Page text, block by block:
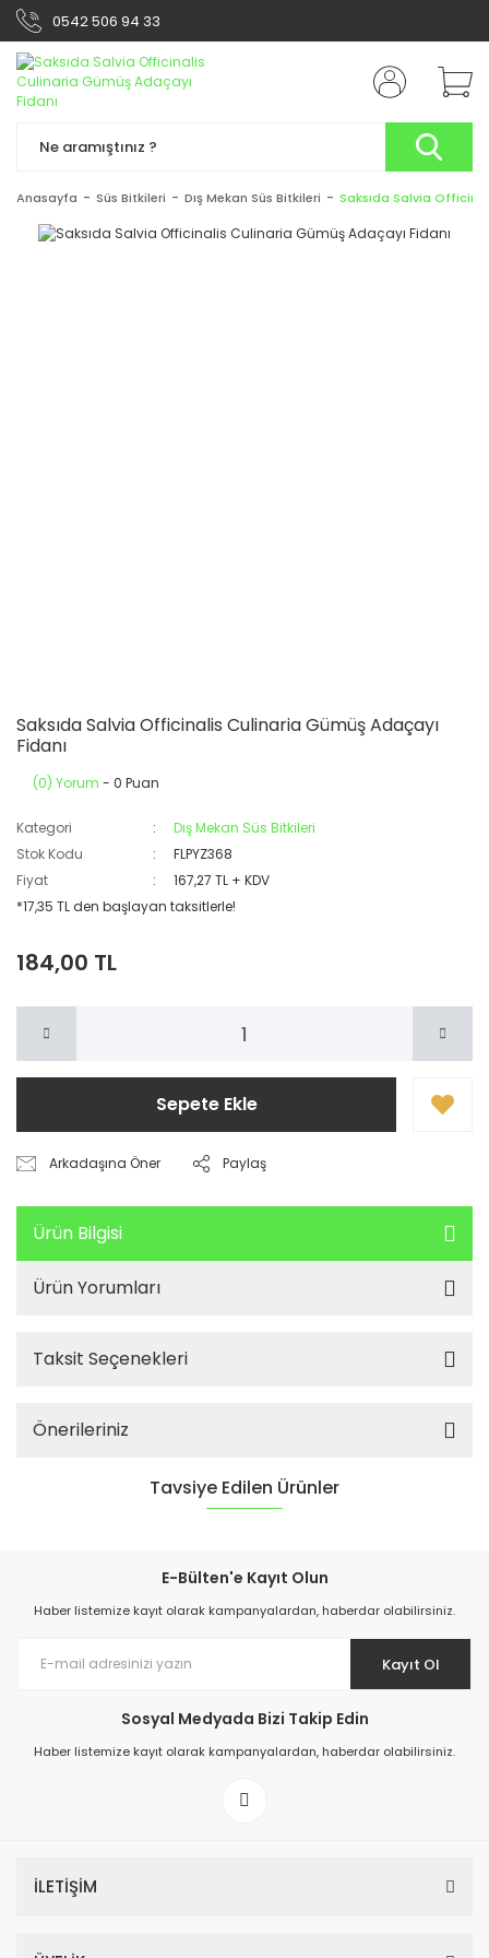
0542 506 94 33
Anasayfa Süs Bitkileri Dış Mekan Süs Bitkileri Saksıda Salvia
Saksıda Salvia Officinalis Culinaria Gümüş Adaçayı
Fidanı
(0) Yorum - 0 Puan
Kategori
Dış Mekan Süs Bitkileri
Stok Kodu
FLPYZ368
Fiyat
167,27 TL + KDV
*17,35 TL den başlayan taksitlerle!
184,00 TL
Sepete Ekle
Arkadaşına Öner Paylaş
Ürün Bilgisi
Ürün Yorumları
Taksit Seçenekleri
Önerileriniz
Tavsiye Edilen Ürünler
E-Bülten'e Kayıt Olun
Haber listemize kayıt olarak kampanyalardan, haberdar olabilirsiniz.
Kayıt Ol
Sosyal Medyada Bizi Takip Edin
Haber listemize kayıt olarak kampanyalardan, haberdar olabilirsiniz.
İLETİŞİM